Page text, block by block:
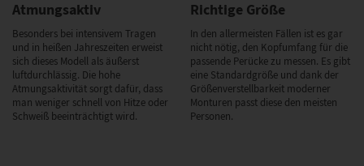
Atmungsaktiv
Besonders bei intensivem Tragen
und in heißen Jahreszeiten erweist
sich dieses Modell als äußerst
luftdurchlässig. Die hohe
Atmungsaktivität sorgt dafür, dass
man weniger schnell von Hitze oder
Schweiß beeinträchtigt wird.
Richtige Größe
In den allermeisten Fällen ist es gar
nicht nötig, den Kopfumfang für die
passende Perücke zu messen. Es gibt
eine Standardgröße und dank der
Größenverstellbarkeit moderner
Monturen passt diese den meisten
Personen.